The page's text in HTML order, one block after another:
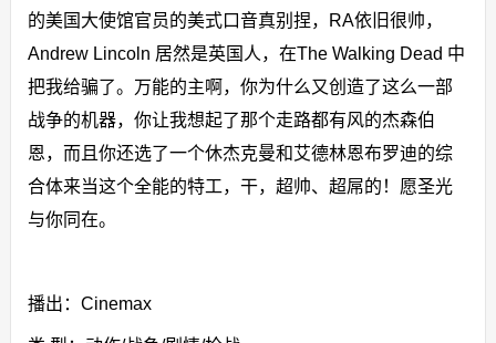
的美国大使馆官员的美式口音真别捏，RA依旧很帅，
Andrew Lincoln 居然是英国人，在The Walking Dead 中
把我给骗了。万能的主啊，你为什么又创造了这么一部
战争的机器，你让我想起了那个走路都有风的杰森伯
恩，而且你还选了一个休杰克曼和艾德林恩布罗迪的综
合体来当这个全能的特工，干，超帅、超屌的！愿圣光
与你同在。
播出：Cinemax